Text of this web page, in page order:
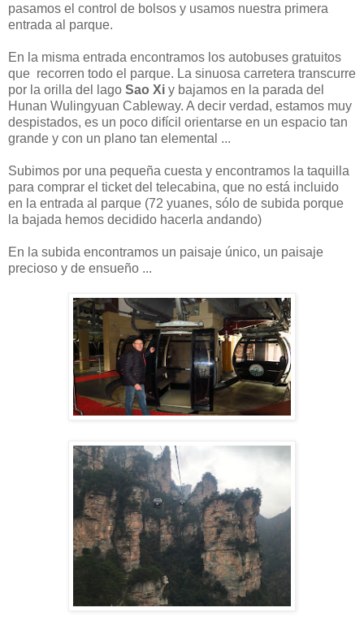
pasamos el control de bolsos y usamos nuestra primera
entrada al parque.
En la misma entrada encontramos los autobuses gratuitos
que recorren todo el parque. La sinuosa carretera transcurre
por la orilla del lago Sao Xi y bajamos en la parada del
Hunan Wulingyuan Cableway. A decir verdad, estamos muy
despistados, es un poco difícil orientarse en un espacio tan
grande y con un plano tan elemental ...
Subimos por una pequeña cuesta y encontramos la taquilla
para comprar el ticket del telecabina, que no está incluido
en la entrada al parque (72 yuanes, sólo de subida porque
la bajada hemos decidido hacerla andando)
En la subida encontramos un paisaje único, un paisaje
precioso y de ensueño ...